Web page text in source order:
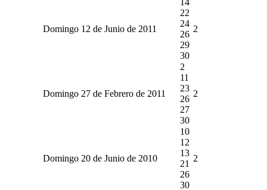
Domingo 12 de Junio de 2011
22
24
26
29
30
2
Domingo 27 de Febrero de 2011
2
11
23
26
27
30
2
Domingo 20 de Junio de 2010
10
12
13
21
26
30
2